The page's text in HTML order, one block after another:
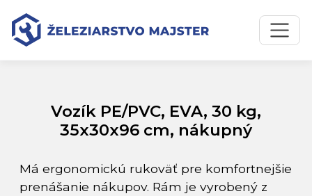
Preskočiť na obsah
Preskočiť na hlavné menu
Úvodná stránka
Vozík PE/PVC, EVA, 30 kg, 35x30x96 cm, nákupný
Vozík PE/PVC, EVA, 30 kg,
35x30x96 cm, nákupný
Má ergonomickú rukoväť pre komfortnejšie
prenášanie nákupov. Rám je vyrobený z